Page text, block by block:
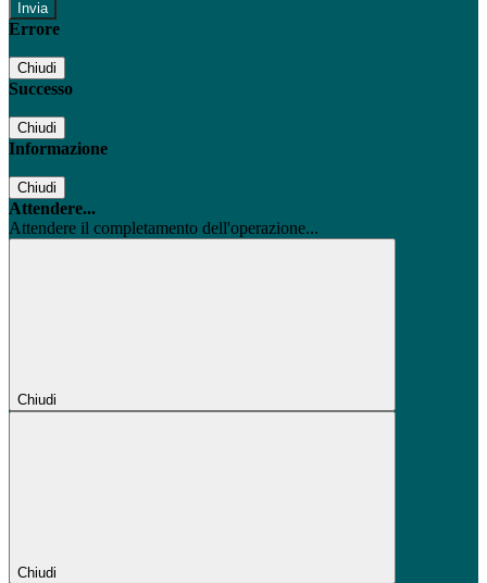
Errore
Chiudi
Successo
Chiudi
Informazione
Chiudi
Attendere...
Attendere il completamento dell'operazione...
Chiudi
Chiudi